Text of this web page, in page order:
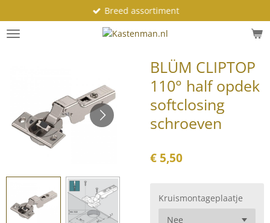
direct
naar
Breed assortiment
BLÜM CLIPTOP
110° half opdek
softclosing
schroeven
€ 5,50
Kruismontageplaatje